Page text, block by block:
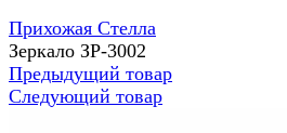
Прихожая Стелла
Зеркало ЗР-3002
Предыдущий товар
Следующий товар